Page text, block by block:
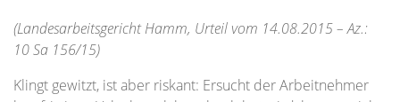
(Landesarbeitsgericht Hamm, Urteil vom 14.08.2015 – Az.:
10 Sa 156/15)
Klingt gewitzt, ist aber riskant: Ersucht der Arbeitnehmer